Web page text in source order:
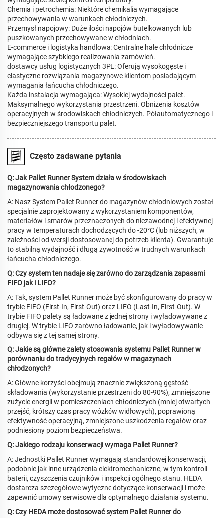
Chemia i petrochemia: Niektóre chemikalia wymagające
przechowywania w warunkach chłodniczych.
Przemysł napojowy: Duże ilości napojów butelkowanych lub
puszkowanych przechowywane w chłodniach.
E-commerce i logistyka handlowa: Centralne hale chłodnicze
wymagające szybkiego realizowania zamówień.
dostawcy usług logistycznych 3PL: Oferują wysokogęste i
elastyczne rozwiązania magazynowe klientom posiadającym
wymagania łańcucha chłodniczego.
Każda instalacja wymagająca: Wysokiej wydajności palet.
Maksymalnego wykorzystania przestrzeni. Obniżenia kosztów
operacyjnych w środowiskach chłodniczych. Półautomatycznego i
bezpieczniejszego transportu palet.
Często zadawane pytania
Q: Jak Pallet Runner System działa w środowiskach
magazynowania chłodzonego?
A: Nasz System Pallet Runner do magazynów chłodniowych został
specjalnie zaprojektowany z wykorzystaniem komponentów,
materiałów i smarów przeznaczonych do niezawodnej i efektywnej
pracy w temperaturach dochodzących do -20°C (lub niższych, w
zależności od wersji dostosowanej do potrzeb klienta). Gwarantuje
to stabilną wydajność i długą żywotność w trudnych warunkach
łańcucha chłodniczego.
Q: Czy system ten nadaje się zarówno do zarządzania zapasami
FIFO jak i LIFO?
A: Tak, system Pallet Runner może być skonfigurowany do pracy w
trybie FIFO (First-In, First-Out) oraz LIFO (Last-In, First-Out). W
trybie FIFO palety są ładowane z jednej strony i wyładowywane z
drugiej. W trybie LIFO zarówno ładowanie, jak i wyładowywanie
odbywa się z tej samej strony.
Q: Jakie są główne zalety stosowania systemu Pallet Runner w
porównaniu do tradycyjnych regałów w magazynach
chłodzonych?
A: Główne korzyści obejmują znacznie zwiększoną gęstość
składowania (wykorzystanie przestrzeni do 80-90%), zmniejszone
zużycie energii w pomieszczeniach chłodniczych (mniej otwartych
przejść, krótszy czas pracy wózków widłowych), poprawioną
efektywność operacyjną, zmniejszone uszkodzenia regałów oraz
podniesiony poziom bezpieczeństwa.
Q: Jakiego rodzaju konserwacji wymaga Pallet Runner?
A: Jednostki Pallet Runner wymagają standardowej konserwacji,
podobnie jak inne urządzenia elektromechaniczne, w tym kontroli
baterii, czyszczenia czujników i inspekcji ogólnego stanu. HEDA
dostarcza szczegółowe wytyczne dotyczące konserwacji i może
zapewnić umowy serwisowe dla optymalnego działania systemu.
Q: Czy HEDA może dostosować system Pallet Runner do